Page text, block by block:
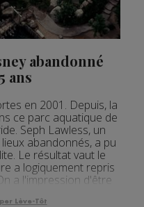
abandonné
ans
en 2001. Depuis, la
ce parc aquatique de
Seph Lawless, un
abandonnés, a pu
Le résultat vaut le
a logiquement repris
a l'impression d'être
Lève-Tôt